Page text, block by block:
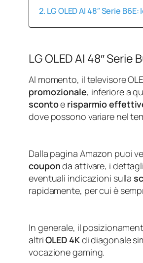
LG OLED AI 48″ Serie
LG OLED AI 48″
Al momento, il televisore
promozionale, inferiore a
scontoe risparmio
dove possono variare nel
Dalla pagina Amazon puoi
couponda attivare, i
eventuali indicazioni sulla
rapidamente, per cui è
In generale, il
altriOLED 4Kdi diagonale
vocazione gaming.